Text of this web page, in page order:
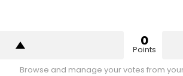
0
Points
Browse and manage your votes from